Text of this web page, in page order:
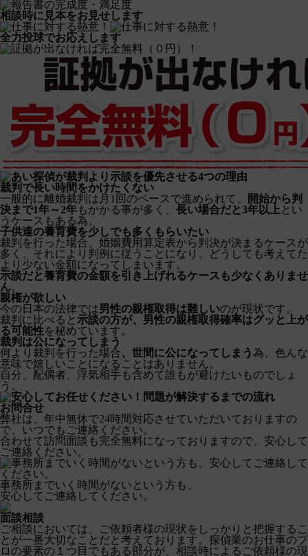
相談時に見本をお見せします
全力投球でお応えします
示談を優先させる4つの理由
裁判で長い時間をかけたくない
一般的に離婚裁判は月1回のペースで進められて、
開始から判
決まで1年～2年もかかる事が多く、 長い場合だと3年以上 とい
うケースもある為。
子供達の養育費を少しでも多く もらいたい
裁判を行った場合、婚姻費用算定表から判決が決まるケースが
多く、それにより判例に従うことになり、どうしても考えてた
より少ない金額になってしまいます。
示談だと養育費の金額を引き上げれるケースも少なくありませ
ん。
親権が欲しい
今の日本の法律では男性の親権取得は難しいのが現状です。
裁判に比べると 示談の方が、男性の親権取得確率はグッと上が
る可能性を秘めています。
裁判は公になってしまう
何より裁判を行った場合、世間に公になってしまう為、色んな
意味で嬉しいことになることはありません。
自分、配偶者、浮気相手も含めて誰もが避けたいものでしょ
う。
問題が解決するまでの流れ
お問合せ
弊社は、年中無休で24時間対応させていただいておりますの
で、いつでもご連絡ください。
合わせて訪問面談も完全無料になっておりますので、安心して
ご連絡ください。
事務所までいく時間がないという方も、
安心してご連絡してください。
面談相談
ご相談においては、ご依頼者様の現状をしっかりと把握するこ
とが一番大切なことだと考えております。探偵業のお仕事のプ
ロの要素の１つ目でもある部分が、相談時によるご依頼様の現